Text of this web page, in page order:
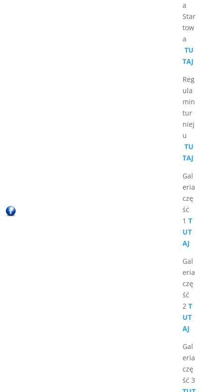
a
Star
tow
a
TU
TAJ
Reg
ula
min
tur
niej
u
TU
TAJ
Gal
eria
czę
ść
1 T
UT
AJ
Gal
eria
czę
ść
2 T
UT
AJ
Gal
eria
czę
ść 3